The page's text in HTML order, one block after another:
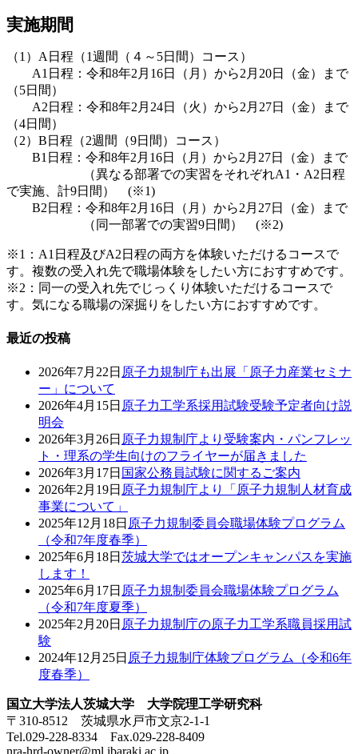
実施期間
（1）A日程（1週間（４～5日間）コース）
A1日程：令和8年2月16日（月）から2月20日（金）まで
（5日間）
A2日程：令和8年2月24日（火）から2月27日（金）まで
（4日間）
（2）B日程（2週間（9日間）コース）
B1日程：令和8年2月16日（月）から2月27日（金）まで
（異なる部署での実習をそれぞれA1・A2日程
で実施、計9日間） (※1)
B2日程：令和8年2月16日（月）から2月27日（金）まで
（同一部署での実習9日間） (※2)
※1：A1日程及びA2日程の両方を体験いただけるコースで
す。複数の受入れ先で職場体験をしたい方におすすめです。
※2：同一の受入れ先でじっくり体験いただけるコースで
す。気になる職場の深掘りをしたい方におすすめです。
最近の投稿
2026年7月22日 原子力規制庁も出展「原子力産業セミナ
ー」について
2026年4月15日 原子力工学系採用試験受験予定者向け説
明会
2026年3月26日 原子力規制庁より受験案内・パンフレッ
ト・理系の学生向けのフライヤーが届きました
2026年3月17日 国家公務員試験に関するご案内
2026年2月19日 原子力規制庁より「原子力規制人材育成
事業について」
2025年12月18日 原子力規制委員会職場体験プログラム
（令和7年度春季）
2025年6月18日 茨城大学ではオープンキャンパスを実施
します！
2025年6月17日 原子力規制委員会職場体験プログラム
（令和7年度夏季）
2025年2月20日 原子力規制庁の原子力工学系職員採用試
験
2024年12月25日 原子力規制庁体験プログラム（令和6年
度春季）
国立大学法人茨城大学 大学院理工学研究科
〒310-8512 茨城県水戸市文京2-1-1
Tel.029-228-8334 Fax.029-228-8409